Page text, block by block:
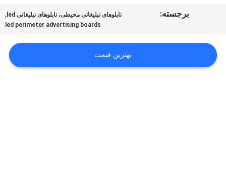
سیاست
برجسته:
تابلوهای تبلیغاتی محیطی، تابلوهای تبلیغاتی led ,
led perimeter advertising boards
بهترین قیمت